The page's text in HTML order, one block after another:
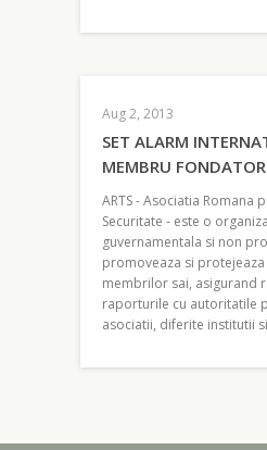
Aug 2, 2013
SET ALARM
MEMBRU
ARTS - Asociatia Romana
Securitate - este o
guvernamentala si non
promoveaza si
membrilor sai, asigurand
raporturile cu autoritatile
asociatii, diferite institutii